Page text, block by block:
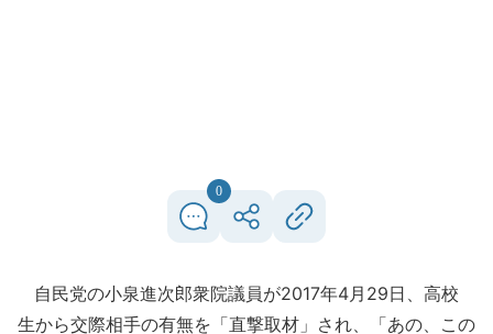
0
自民党の小泉進次郎衆院議員が2017年4月29日、高校
生から交際相手の有無を「直撃取材」され、「あの、この